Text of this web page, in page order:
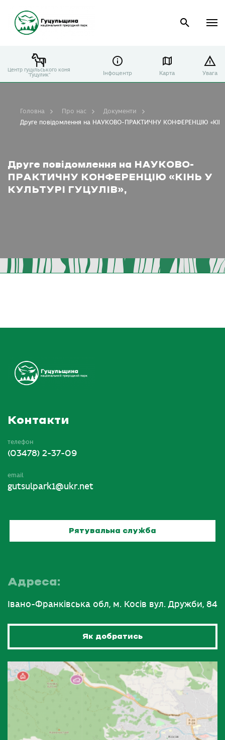
Центр гуцульського коня
"Гуцулик"
Інфоцентр Карта Увага
Друге повідомлення на НАУКОВО-
ПРАКТИЧНУ КОНФЕРЕНЦІЮ «КІНЬ У
КУЛЬТУРІ ГУЦУЛІВ»,
Головна Про нас
Документи
Друге повідомлення на НАУКОВО-ПРАКТИЧНУ КОНФЕРЕНЦІЮ «КІНЬ
Контакти
телефон
(03478) 2-37-09
email
gutsulpark1@ukr.net
Рятувальна служба
Адреса:
Івано-Франківська обл, м. Косів вул. Дружби, 84
Як добратись